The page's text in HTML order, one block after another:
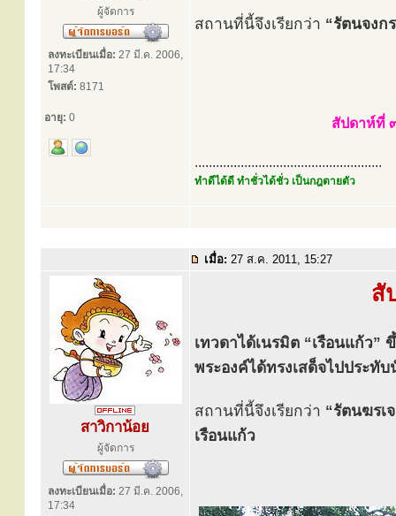
ผู้จัดการ
ลงทะเบียนเมื่อ: 27 มี.ค. 2006,
17:34
โพสต์: 8171
อายุ: 0
สถานที่นี้จึงเรียกว่า “รัตนจงก
สัปดาห์ที่
.....................................................
ทำดีได้ดี ทำชั่วได้ชั่ว เป็นกฎตายตัว
เมื่อ: 27 ส.ค. 2011, 15:27
สาวิกาน้อย
ผู้จัดการ
ลงทะเบียนเมื่อ: 27 มี.ค. 2006,
17:34
สั
เทวดาได้เนรมิต “เรือนแก้ว
พระองค์ได้ทรงเสด็จไปประทั
สถานที่นี้จึงเรียกว่า “รัตนฆรเ
เรือนแก้ว